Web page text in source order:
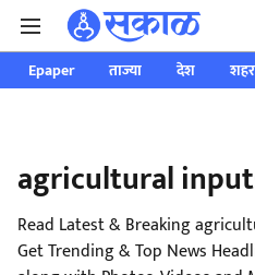
Epaper ताज्या देश शहर
agricultural
Read Latest & Breaking
Get Trending & Top News